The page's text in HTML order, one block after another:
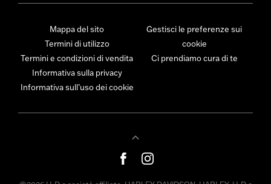
Mappa del sito
Termini di utilizzo
Termini e condizioni di vendita
Informativa sulla privacy
Informativa sull’uso dei cookie
Gestisci le preferenze sui
cookie
Ci prendiamo cura di te